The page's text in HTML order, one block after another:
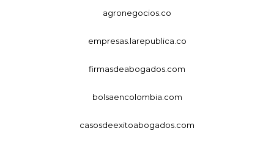
agronegocios.co
empresas.larepublica.co
firmasdeabogados.com
bolsaencolombia.com
casosdeexitoabogados.com